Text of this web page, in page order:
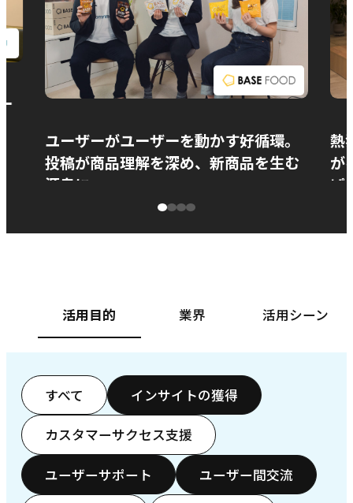
ユーザーがユーザーを動かす好循環。
投稿が商品理解を深め、新商品を生む
源泉に
熱
が
ぱ
活用目的 業界 活用シーン
すべて インサイトの獲得
カスタマーサクセス支援
ユーザーサポート ユーザー間交流